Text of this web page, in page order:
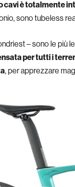
cavi è totalmente
sono tubeless
– sono le
per tutti i
, per apprezzare